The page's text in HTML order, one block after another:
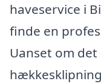
haveservice i
finde en
Uanset om